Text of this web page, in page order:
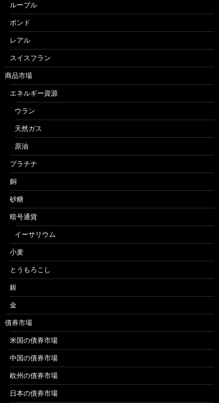
ルーブル
ポンド
レアル
スイスフラン
商品市場
エネルギー資源
ウラン
天然ガス
原油
プラチナ
銅
砂糖
暗号通貨
イーサリウム
小麦
とうもろこし
銀
金
債券市場
米国の債券市場
中国の債券市場
欧州の債券市場
日本の債券市場